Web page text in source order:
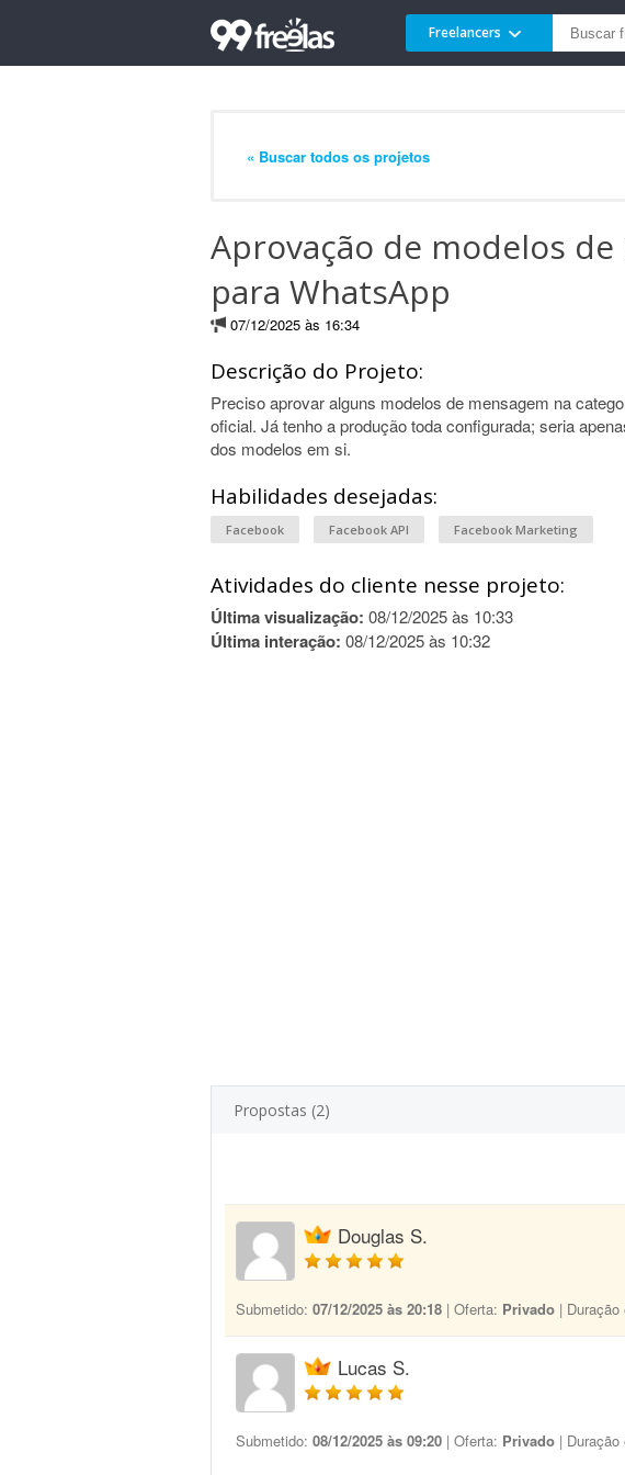
Freelancers
« Buscar todos os projetos
Aprovação de modelos de
para WhatsApp
07/12/2025 às 16:34
Descrição do Projeto:
Preciso aprovar alguns modelos de mensagem na
oficial. Já tenho a produção toda configurada; seria
dos modelos em si.
Habilidades desejadas:
Facebook Facebook API Facebook Marketing
Atividades do cliente nesse projeto:
Última visualização: 08/12/2025 às 10:33
Última interação: 08/12/2025 às 10:32
Propostas (2)
Douglas S.
Submetido: 07/12/2025 às 20:18 | Oferta: Privado |
Lucas S.
Submetido: 08/12/2025 às 09:20 | Oferta: Privado |